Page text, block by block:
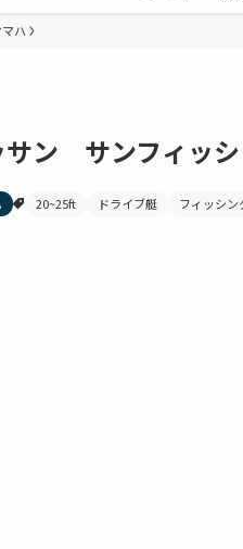
ハ
サン サンフィッ
20~25ft ドライブ艇 フィッシン